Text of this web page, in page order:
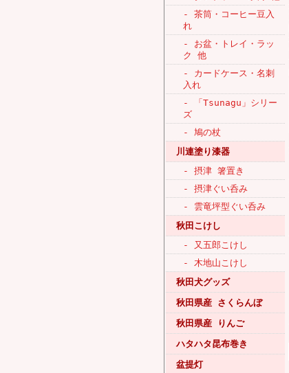
- 茶筒・コーヒー豆入
れ
- お盆・トレイ・ラッ
ク 他
- カードケース・名刺
入れ
- 「Tsunagu」シリー
ズ
- 鳩の杖
川連塗り漆器
- 摂津 箸置き
- 摂津ぐい呑み
- 雲竜坪型ぐい呑み
秋田こけし
- 又五郎こけし
- 木地山こけし
秋田犬グッズ
秋田県産 さくらんぼ
秋田県産 りんご
ハタハタ昆布巻き
盆提灯